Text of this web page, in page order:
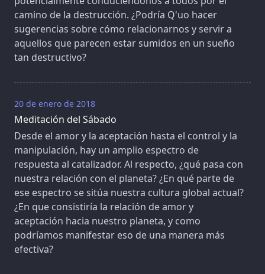
camino de la destrucción. ¿Podría Q'uo hacer
sugerencias sobre cómo relacionarnos y servir a
aquellos que parecen estar sumidos en un sueño
tan destructivo?
20 de enero de 2018
Meditación del Sábado
Desde el amor y la aceptación hasta el control y la
manipulación, hay un amplio espectro de
respuesta al catalizador. Al respecto, ¿qué pasa con
nuestra relación con el planeta? ¿En qué parte de
ese espectro se sitúa nuestra cultura global actual?
¿En que consistiría la relación de amor y
aceptación hacia nuestro planeta, y como
podríamos manifestar eso de una manera más
efectiva?